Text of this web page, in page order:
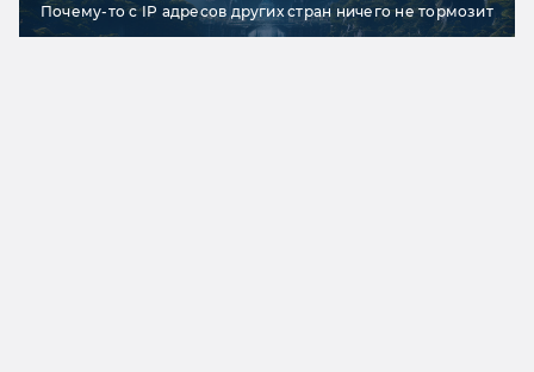
Почему-то с IP адресов других стран ничего не тормозит